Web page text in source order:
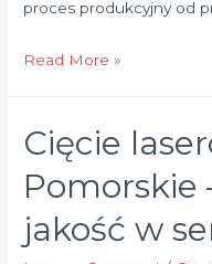
proces produkcyjny od
Kompleksowa
metalowych
od
cięcia
laserowego
Read More »
Cięcie
Pomorskie
jakość w